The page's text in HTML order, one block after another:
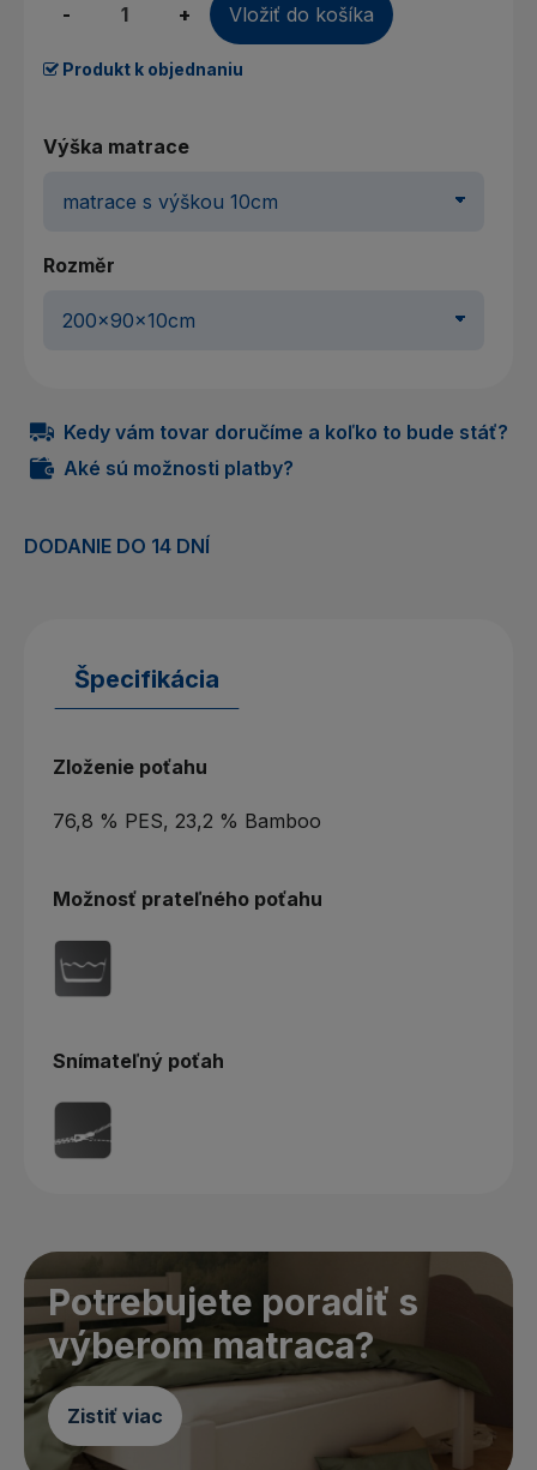
-
+ Vložiť do košíka
Produkt k objednaniu
Výška matrace
Rozměr
Kedy vám tovar doručíme a koľko to bude stáť?
Aké sú možnosti platby?
DODANIE DO 14 DNÍ
Špecifikácia
Zloženie poťahu
76,8 % PES, 23,2 % Bamboo
Možnosť prateľného poťahu
Snímateľný poťah
Potrebujete poradiť s
výberom matraca?
Zistiť viac